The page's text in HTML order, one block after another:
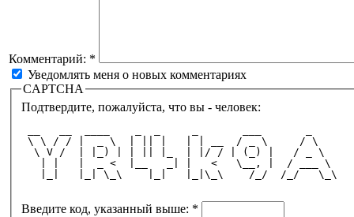
Комментарий: *
Уведомлять меня о новых комментариях
CAPTCHA
Подтвердите, пожалуйста, что вы - человек:
\ \ / / |  _ \  | || |   | | __  / _ \     / \
  \ V /  | |_) | | || |_  | |/ / | (_) |   / _ \
   | |   |  _ <  |__   _| |   <   \__, |  / ___ \
   |_|   |_| \_\    |_|   |_|\_\    /_/  /_/   \_\
Введите код, указанный выше: *